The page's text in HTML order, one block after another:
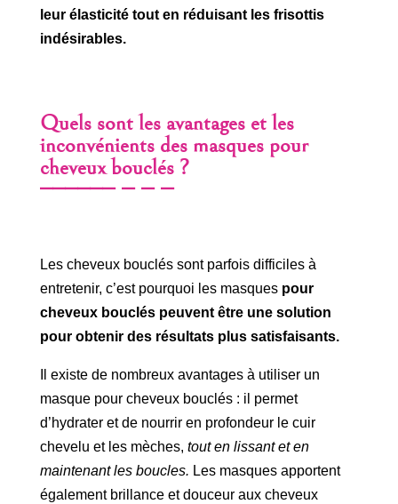
leur élasticité tout en réduisant les frisottis
indésirables.
Quels sont les avantages et les
inconvénients des masques pour
cheveux bouclés ?
Les cheveux bouclés sont parfois difficiles à
entretenir, c’est pourquoi les masques pour
cheveux bouclés peuvent être une solution
pour obtenir des résultats plus satisfaisants.
Il existe de nombreux avantages à utiliser un
masque pour cheveux bouclés : il permet
d’hydrater et de nourrir en profondeur le cuir
chevelu et les mèches, tout en lissant et en
maintenant les boucles. Les masques apportent
également brillance et douceur aux cheveux